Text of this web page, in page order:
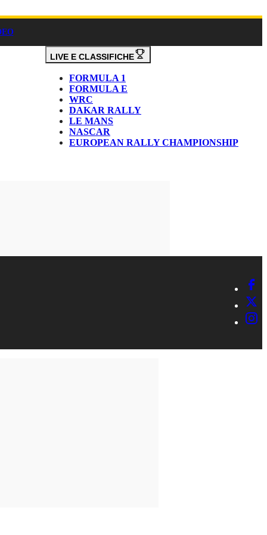
LIVE E CLASSIFICHE
FORMULA 1
FORMULA E
WRC
DAKAR RALLY
LE MANS
NASCAR
EUROPEAN RALLY CHAMPIONSHIP